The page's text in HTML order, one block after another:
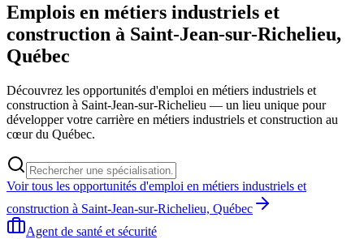
Emplois en métiers industriels et
construction à Saint-Jean-sur-Richelieu,
Québec
Découvrez les opportunités d'emploi en métiers industriels et
construction à Saint-Jean-sur-Richelieu — un lieu unique pour
développer votre carrière en métiers industriels et construction au
cœur du Québec.
Voir tous les opportunités d'emploi en métiers industriels et
construction à Saint-Jean-sur-Richelieu, Québec
Agent de santé et sécurité